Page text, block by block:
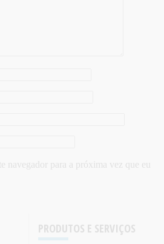
navegador para a próxima vez que eu
PRODUTOS E SERVIÇOS